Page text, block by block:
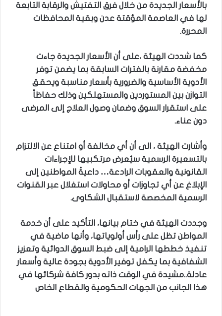
بالأسعار الجديدة من خلال فرق التفتيش والرقابة التابعة
لها في العاصمة المؤقتة عدن وبقية المحافظات
المحررة.
كما شددت الهيئة ،على أن الأسعار الجديدة جاءت
مخفضة مقارنة بالفترات السابقة بما يضمن توفر
الأدوية الأساسية والضرورية بأسعار مناسبة ويحقق
التوازن بين المستوردين والمستهلكين وذلك حفاظاً
على استقرار السوق وضمان وصول العلاج إلى المرضى
دون عناء.
وأشارت الهيئة ، الى أن أي مخالفة أو امتناع عن الالتزام
بالتسعيرة الرسمية سيُعرض مرتكبيها للإجراءات
القانونية والعقوبات الرادعة… داعيةً المواطنين إلى
الإبلاغ عن أي تجاوزات أو محاولات استغلال عبر القنوات
الرسمية المخصصة لاستقبال الشكاوى.
وجددت الهيئة في ختام بيانها، التأكيد على أن خدمة
المواطن تظل على رأس أولوياتها، وأنها ماضية في
تنفيذ خططها الرامية إلى ضبط السوق الدوائية وتعزيز
الشفافية بما يكفل توفير الأدوية بجودة عالية وأسعار
عادلة..مشيدة في الوقت ذاته بدور كافة شركائها في
هذا الجانب من الجهات الحكومية والقطاع الخاص